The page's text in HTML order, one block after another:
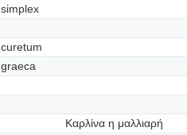
simplex
curetum
graeca
Καρλίνα η μαλλιαρή